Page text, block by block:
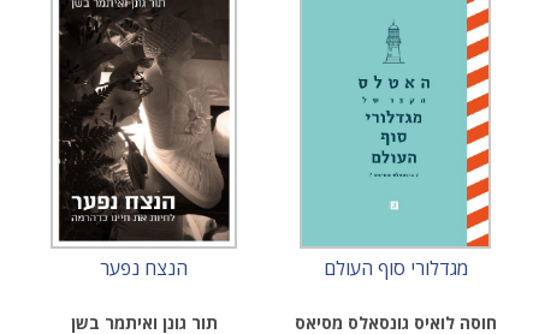
מגדלורי סוף העולם
חוסה לואיס גונסאלס מסיאס
הנצח נפער
תור גונן ואיתמר בשן